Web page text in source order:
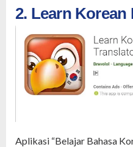
2. Learn Korean
Aplikasi “Belajar Bahasa